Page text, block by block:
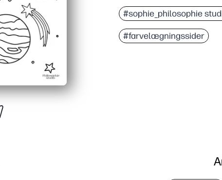
Zero-prep - bare
Tykke konturer og
Rumtema udløser
#sophie_philosophie
#farvelægningssider